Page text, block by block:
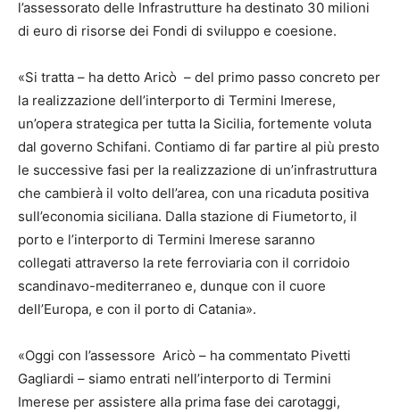
l’assessorato delle Infrastrutture ha destinato 30 milioni
di euro di risorse dei Fondi di sviluppo e coesione.
«Si tratta – ha detto Aricò – del primo passo concreto per
la realizzazione dell’interporto di Termini Imerese,
un’opera strategica per tutta la Sicilia, fortemente voluta
dal governo Schifani. Contiamo di far partire al più presto
le successive fasi per la realizzazione di un’infrastruttura
che cambierà il volto dell’area, con una ricaduta positiva
sull’economia siciliana. Dalla stazione di Fiumetorto, il
porto e l’interporto di Termini Imerese saranno
collegati attraverso la rete ferroviaria con il corridoio
scandinavo-mediterraneo e, dunque con il cuore
dell’Europa, e con il porto di Catania».
«Oggi con l’assessore Aricò – ha commentato Pivetti
Gagliardi – siamo entrati nell’interporto di Termini
Imerese per assistere alla prima fase dei carotaggi,